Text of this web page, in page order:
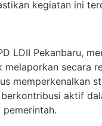
kegiatan ini
LDII Pekanbaru,
melaporkan secara
memperkenalkan
aktif
pemerintah.